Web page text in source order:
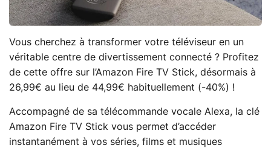
Vous cherchez à transformer votre téléviseur en un
véritable centre de divertissement connecté ? Profitez
de cette offre sur l’Amazon Fire TV Stick, désormais à
26,99€ au lieu de 44,99€ habituellement (-40%) !
Accompagné de sa télécommande vocale Alexa, la clé
Amazon Fire TV Stick vous permet d’accéder
instantanément à vos séries, films et musiques